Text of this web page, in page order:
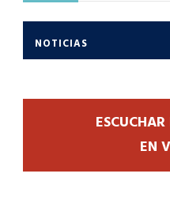
NOTICIAS
EN